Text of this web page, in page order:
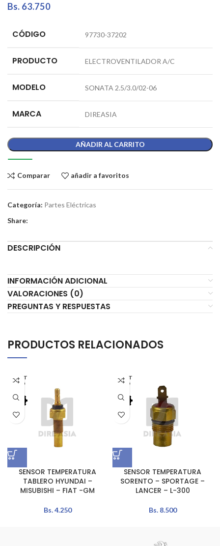
Bs. 63.750
CÓDIGO 97730-37202
PRODUCTO ELECTROVENTILADOR A/C
MODELO SONATA 2.5/3.0/02-06
MARCA DIREASIA
AÑADIR AL CARRITO
Comparar añadir a favoritos
Categoría: Partes Eléctricas
Share:
DESCRIPCIÓN
INFORMACIÓN ADICIONAL
VALORACIONES (0)
PREGUNTAS Y RESPUESTAS
PRODUCTOS RELACIONADOS
AGOT
ADO
SENSOR TEMPERATURA
TABLERO HYUNDAI –
MISUBISHI – FIAT -GM
Bs.4.250
AGOT
ADO
SENSOR TEMPERATURA
SORENTO – SPORTAGE –
LANCER – L-300
Bs.8.500